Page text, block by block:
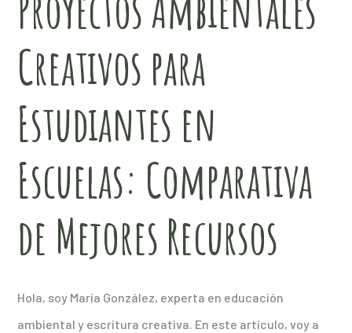
Creativos para
Estudiantes en
Escuelas: Comparativa
de Mejores Recursos
Hola, soy María González, experta en educación
ambiental y escritura creativa. En este artículo, voy a